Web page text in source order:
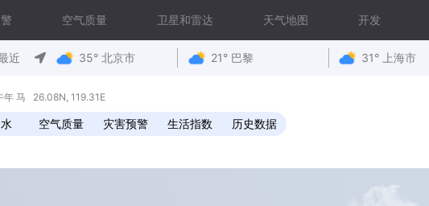
空气质量 卫星和雷达 天气地图 开发
近 35° 北京市 21° 巴黎 31° 上海市
马 26.08N, 119.31E
空气质量 灾害预警 生活指数 历史数据